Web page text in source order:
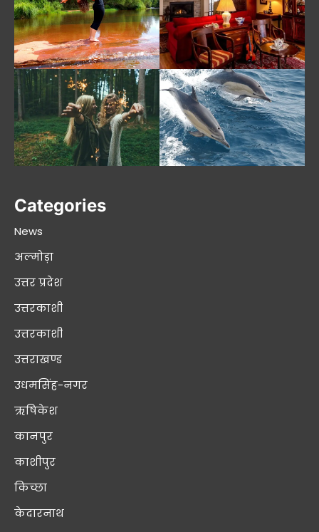
Categories
News
अल्मोड़ा
उत्तर प्रदेश
उत्तरकाशी
उत्तरकाशी
उत्तराखण्ड
उधमसिंह-नगर
ऋषिकेश
कानपुर
काशीपुर
किच्छा
केदारनाथ